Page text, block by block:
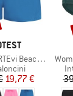
Beachshort
di prodotti
Prezzo
Prezzo ridotto
19,77 €